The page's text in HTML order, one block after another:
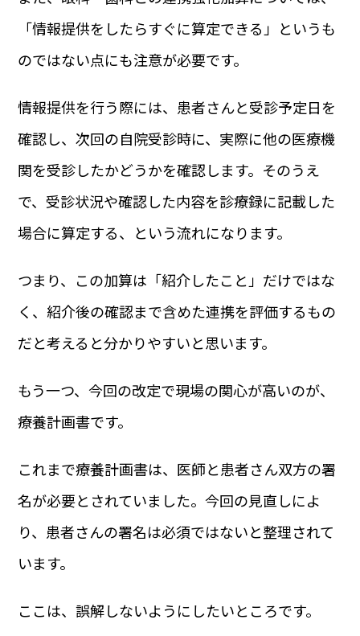
「情報提供をしたらすぐに算定できる」というも
のではない点にも注意が必要です。
情報提供を行う際には、患者さんと受診予定日を
確認し、次回の自院受診時に、実際に他の医療機
関を受診したかどうかを確認します。そのうえ
で、受診状況や確認した内容を診療録に記載した
場合に算定する、という流れになります。
つまり、この加算は「紹介したこと」だけではな
く、紹介後の確認まで含めた連携を評価するもの
だと考えると分かりやすいと思います。
もう一つ、今回の改定で現場の関心が高いのが、
療養計画書です。
これまで療養計画書は、医師と患者さん双方の署
名が必要とされていました。今回の見直しによ
り、患者さんの署名は必須ではないと整理されて
います。
ここは、誤解しないようにしたいところです。